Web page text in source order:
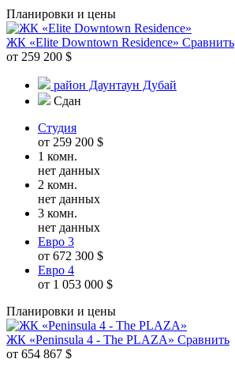
Планировки и цены
ЖК «Elite Downtown Residence» Сравнить
от 259 200 $
район Даунтаун Дубай
Сдан
Студия
от 259 200 $
1 комн.
нет данных
2 комн.
нет данных
3 комн.
нет данных
Евро 3
от 672 300 $
Евро 4
от 1 053 000 $
Планировки и цены
ЖК «Peninsula 4 - The PLAZA» Сравнить
от 654 867 $